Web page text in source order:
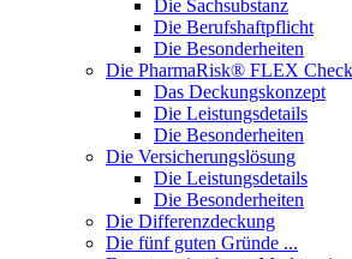
Die Sachsubstanz
Die Berufshaftpflicht
Die Besonderheiten
Die PharmaRisk® FLEX
Das Deckungskonzept
Die Leistungsdetails
Die Besonderheiten
Die Versicherungslösung
Die Leistungsdetails
Die Besonderheiten
Die Differenzdeckung
Die fünf guten Gründe ...